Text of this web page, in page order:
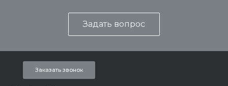
Задать вопрос
Заказать звонок